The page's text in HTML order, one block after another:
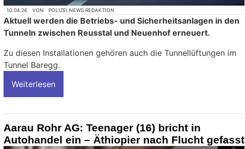
10.04.26 VON POLIZEI.NEWS REDAKTION
Aktuell werden die Betriebs- und Sicherheitsanlagen in den
Tunneln zwischen Reusstal und Neuenhof erneuert.
Zu diesen Installationen gehören auch die Tunnellüftungen im
Tunnel Baregg.
Weiterlesen
Aarau Rohr AG: Teenager (16) bricht in
Autohandel ein – Äthiopier nach Flucht gefasst